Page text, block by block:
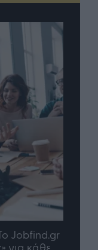
το
του AI